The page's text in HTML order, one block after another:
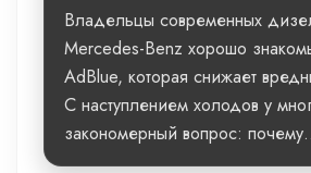
Владельцы современных
Mercedes-Benz хорошо
AdBlue, которая снижает
С наступлением холодов у
закономерный вопрос: